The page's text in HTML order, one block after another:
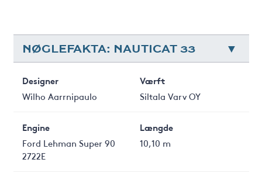
NØGLEFAKTA: NAUTICAT 33
Designer
Wilho Aarrnipaulo
Værft
Siltala Varv OY
Engine
Ford Lehman Super 90
2722E
Længde
10,10 m